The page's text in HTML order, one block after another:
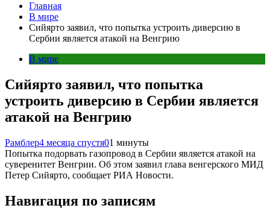
Главная
В мире
Сийярто заявил, что попытка устроить диверсию в
Сербии является атакой на Венгрию
В мире
Сийярто заявил, что попытка
устроить диверсию в Сербии является
атакой на Венгрию
Рамблер4 месяца спустя01 минуты
Попытка подорвать газопровод в Сербии является атакой на
суверенитет Венгрии. Об этом заявил глава венгерского МИД
Петер Сийярто, сообщает РИА Новости.
Навигация по записям